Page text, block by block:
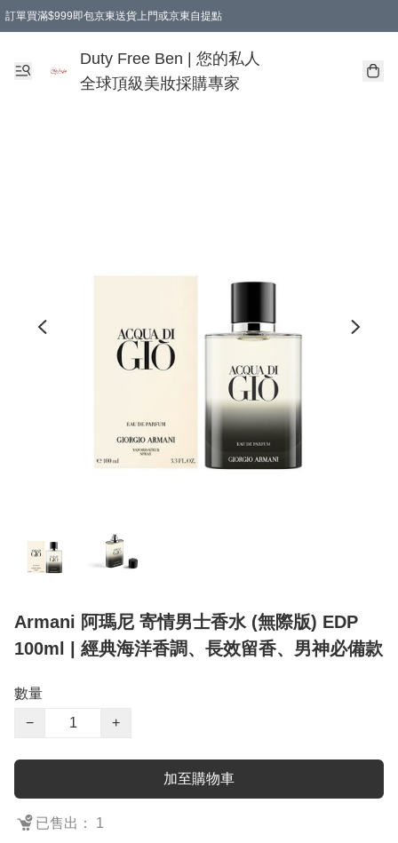
訂單買滿$999即包京東送貨上門或京東自提點
Duty Free Ben | 您的私人
全球頂級美妝採購專家
Armani 阿瑪尼 寄情男士香水 (無際版) EDP
100ml | 經典海洋香調、長效留香、男神必備款
數量
−
+
加至購物車
已售出： 1